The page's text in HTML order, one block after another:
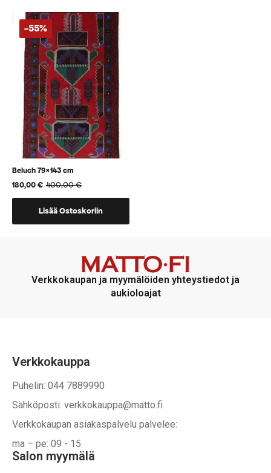
useampi
muunnelma.
Voit
tehdä
valinnat
tuotteen
sivulla.
-55%
Beluch 79×143 cm
400,00€
Alkuperäinen
hinta
400,00 €.
180,00€
Nykyinen
hinta
180,00 €.Lisää Ostoskoriin
Verkkokaupan ja myymälöiden yhteystiedot ja
aukioloajat
Verkkokauppa
Puhelin: 044 7889990
Sähköposti: verkkokauppa@matto.fi
Verkkokaupan asiakaspalvelu palvelee:
ma – pe: 09 - 15
Salon myymälä